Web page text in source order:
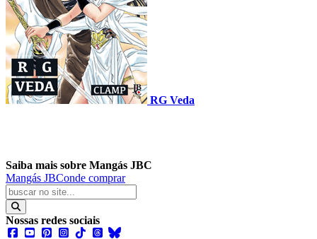
RG Veda
Saiba mais sobre Mangás JBC
Mangás JBConde comprar
Nossas redes sociais